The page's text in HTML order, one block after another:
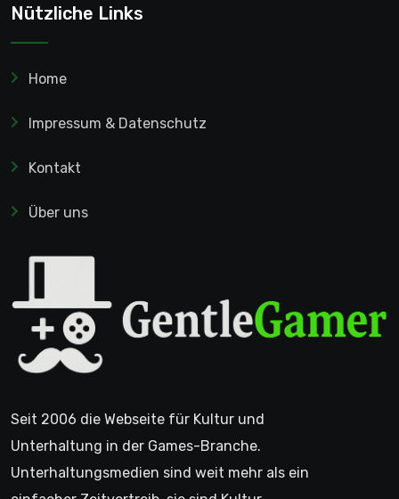
Nützliche Links
Home
Impressum & Datenschutz
Kontakt
Über uns
Seit 2006 die Webseite für Kultur und
Unterhaltung in der Games-Branche.
Unterhaltungsmedien sind weit mehr als ein